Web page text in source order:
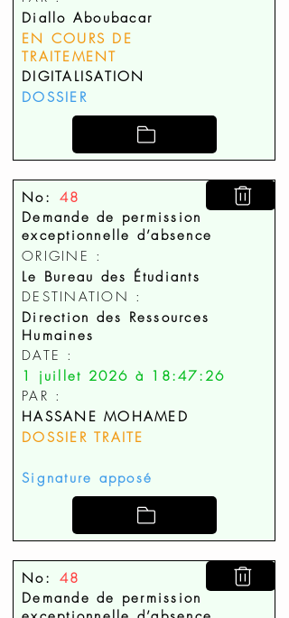
Diallo Aboubacar
EN COURS DE
TRAITEMENT
DIGITALISATION
DOSSIER
No: 48
Demande de permission
exceptionnelle d’absence
ORIGINE :
Le Bureau des Étudiants
DESTINATION :
Direction des Ressources
Humaines
DATE :
1 juillet 2026 à 18:47:26
PAR :
HASSANE MOHAMED
DOSSIER TRAITE
Signature apposé
No: 48
Demande de permission